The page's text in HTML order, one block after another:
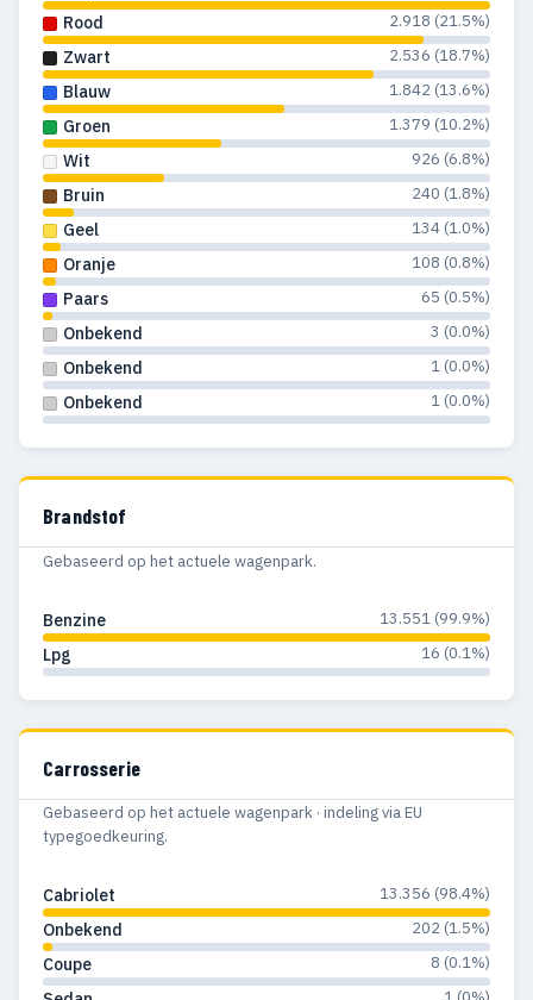
Rood 2.918 (21.5%)
Zwart 2.536 (18.7%)
Blauw 1.842 (13.6%)
Groen 1.379 (10.2%)
Wit 926 (6.8%)
Bruin 240 (1.8%)
Geel 134 (1.0%)
Oranje 108 (0.8%)
Paars 65 (0.5%)
Onbekend 3 (0.0%)
Onbekend 1 (0.0%)
Onbekend 1 (0.0%)
Brandstof
Gebaseerd op het actuele wagenpark.
Benzine 13.551 (99.9%)
Lpg 16 (0.1%)
Carrosserie
Gebaseerd op het actuele wagenpark · indeling via EU
typegoedkeuring.
Cabriolet 13.356 (98.4%)
Onbekend 202 (1.5%)
Coupe 8 (0.1%)